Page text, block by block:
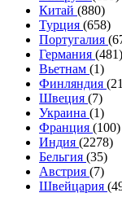
Китай (880)
Турция (658)
Португалия
Германия (481)
Вьетнам (1)
Финляндия
Швеция (7)
Украина (1)
Франция (100)
Индия (2278)
Бельгия (35)
Австрия (7)
Швейцария